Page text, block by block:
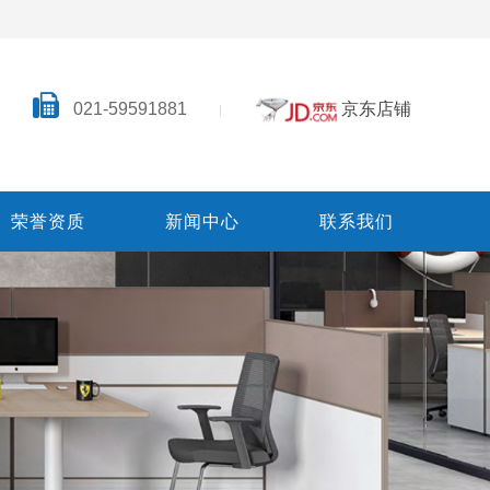
021-59591881 京东店铺
荣誉资质 新闻中心 联系我们